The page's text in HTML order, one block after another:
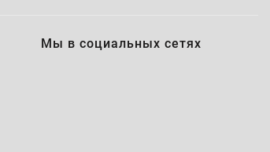
Мы в социальных сетях